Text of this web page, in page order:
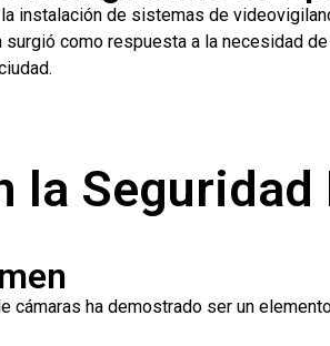
instalación de sistemas de
como respuesta a la necesidad
la
cámaras ha demostrado ser un